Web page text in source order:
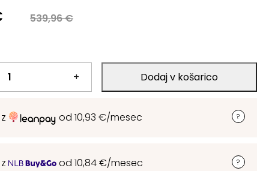
539,96€
+ Dodaj v košarico
od 10,93 €/mesec
od 10,84€/mesec